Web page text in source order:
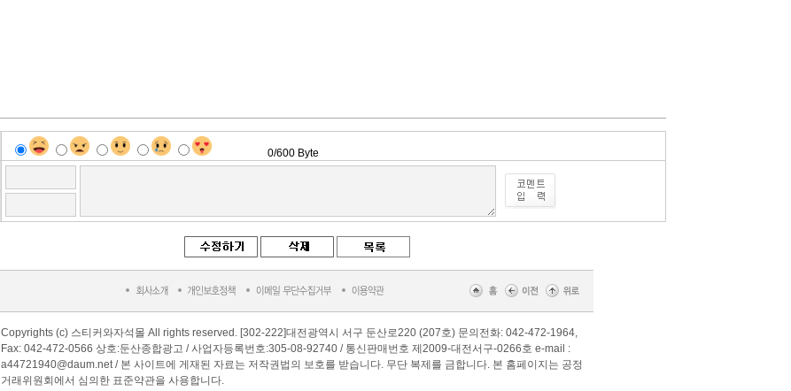
Copyrights (c) 스티커와자석몰 All rights reserved. [302-222]대전광역시 서구 둔산로220 (207호) 문의전화: 042-472-1964,
Fax: 042-472-0566 상호:둔산종합광고 / 사업자등록번호:305-08-92740 / 통신판매번호 제2009-대전서구-0266호 e-mail :
a44721940@daum.net / 본 사이트에 게재된 자료는 저작권법의 보호를 받습니다. 무단 복제를 금합니다. 본 홈페이지는 공정
거래위원회에서 심의한 표준약관을 사용합니다.